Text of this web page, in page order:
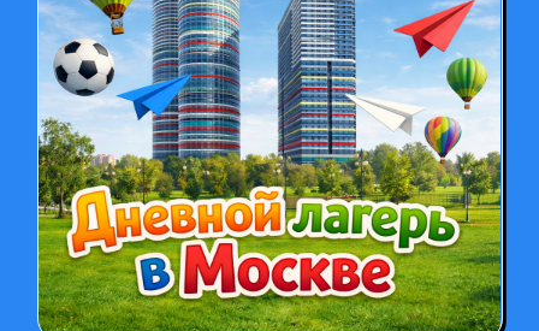
Оставить заявку: